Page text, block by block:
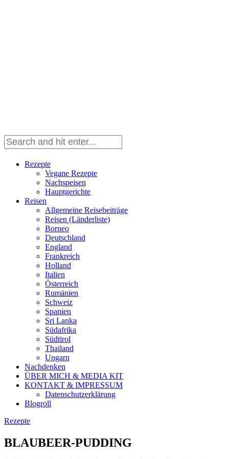
Rezepte
Vegane Rezepte
Nachspeisen
Hauptgerichte
Reisen
Allgemeine Reisebeiträge
Reisen (Länderliste)
Borneo
Deutschland
England
Frankreich
Holland
Italien
Österreich
Rumänien
Schweiz
Spanien
Sri Lanka
Südafrika
Südtirol
Thailand
Ungarn
Nachdenken
ÜBER MICH & MEDIA KIT
KONTAKT & IMPRESSUM
Datenschutzerklärung
Blogroll
Rezepte
BLAUBEER-PUDDING